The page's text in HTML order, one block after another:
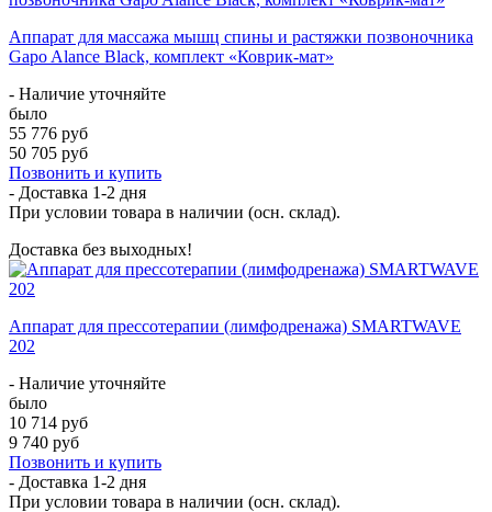
Аппарат для массажа мышц спины и растяжки позвоночника
Gapo Alance Black, комплект «Коврик-мат»
- Наличие уточняйте
было
55 776 руб
50 705 руб
Позвонить и купить
- Доставка 1-2 дня
При условии товара в наличии (осн. склад).
Доставка без выходных!
Аппарат для прессотерапии (лимфодренажа) SMARTWAVE
202
- Наличие уточняйте
было
10 714 руб
9 740 руб
Позвонить и купить
- Доставка 1-2 дня
При условии товара в наличии (осн. склад).